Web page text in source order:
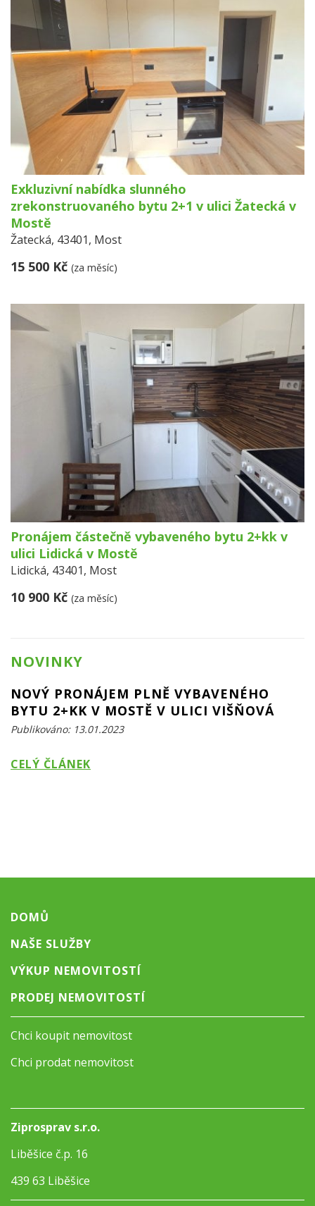
Exkluzivní nabídka slunného
zrekonstruovaného bytu 2+1 v ulici Žatecká v
Mostě
Žatecká, 43401, Most
15 500 Kč (za měsíc)
Pronájem částečně vybaveného bytu 2+kk v
ulici Lidická v Mostě
Lidická, 43401, Most
10 900 Kč (za měsíc)
NOVINKY
NOVÝ PRONÁJEM PLNĚ VYBAVENÉHO
BYTU 2+KK V MOSTĚ V ULICI VIŠŇOVÁ
Publikováno: 13.01.2023
CELÝ ČLÁNEK
DOMŮ
NAŠE SLUŽBY
VÝKUP NEMOVITOSTÍ
PRODEJ NEMOVITOSTÍ
Chci koupit nemovitost
Chci prodat nemovitost
Ziprosprav s.r.o.
Liběšice č.p. 16
439 63 Liběšice